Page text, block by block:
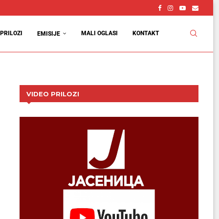
PRILOZI EMISIJE MALI OGLASI KONTAKT
VIDEO PRILOZI